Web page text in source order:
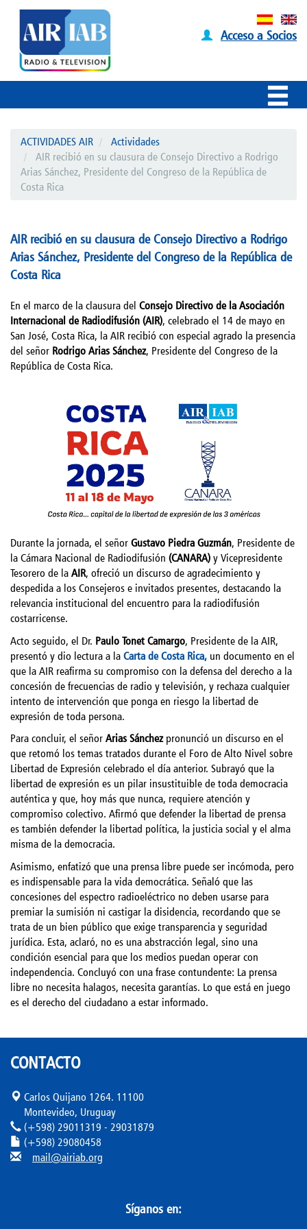
Acceso a Socios
ACTIVIDADES AIR
Actividades
AIR recibió en su clausura de Consejo Directivo a Rodrigo
Arias Sánchez, Presidente del Congreso de la República de
Costa Rica
AIR recibió en su clausura de Consejo Directivo a Rodrigo
Arias Sánchez, Presidente del Congreso de la República de
Costa Rica
En el marco de la clausura del Consejo Directivo de la Asociación
Internacional de Radiodifusión (AIR), celebrado el 14 de mayo en
San José, Costa Rica, la AIR recibió con especial agrado la presencia
del señor Rodrigo Arias Sánchez, Presidente del Congreso de la
República de Costa Rica.
Durante la jornada, el señor Gustavo Piedra Guzmán, Presidente de
la Cámara Nacional de Radiodifusión (CANARA) y Vicepresidente
Tesorero de la AIR, ofreció un discurso de agradecimiento y
despedida a los Consejeros e invitados presentes, destacando la
relevancia institucional del encuentro para la radiodifusión
costarricense.
Acto seguido, el Dr. Paulo Tonet Camargo, Presidente de la AIR,
presentó y dio lectura a la Carta de Costa Rica, un documento en el
que la AIR reafirma su compromiso con la defensa del derecho a la
concesión de frecuencias de radio y televisión, y rechaza cualquier
intento de intervención que ponga en riesgo la libertad de
expresión de toda persona.
Para concluir, el señor Arias Sánchezpronunció un discurso en el
que retomó los temas tratados durante el Foro de Alto Nivel sobre
Libertad de Expresión celebrado el día anterior. Subrayó que la
libertad de expresión es un pilar insustituible de toda democracia
auténtica y que, hoy más que nunca, requiere atención y
compromiso colectivo. Afirmó que defender la libertad de prensa
es también defender la libertad política, la justicia social y el alma
misma de la democracia.
Asimismo, enfatizó que una prensa libre puede ser incómoda, pero
es indispensable para la vida democrática. Señaló que las
concesiones del espectro radioeléctrico no deben usarse para
premiar la sumisión ni castigar la disidencia, recordando que se
trata de un bien público que exige transparencia y seguridad
jurídica. Esta, aclaró, no es una abstracción legal, sino una
condición esencial para que los medios puedan operar con
independencia. Concluyó con una frase contundente: La prensa
libre no necesita halagos, necesita garantías. Lo que está en juego
es el derecho del ciudadano a estar informado.
CONTACTO
Carlos Quijano 1264. 11100
Montevideo, Uruguay
(+598) 29011319 - 29031879
(+598) 29080458
mail@airiab.org
Síganos en: